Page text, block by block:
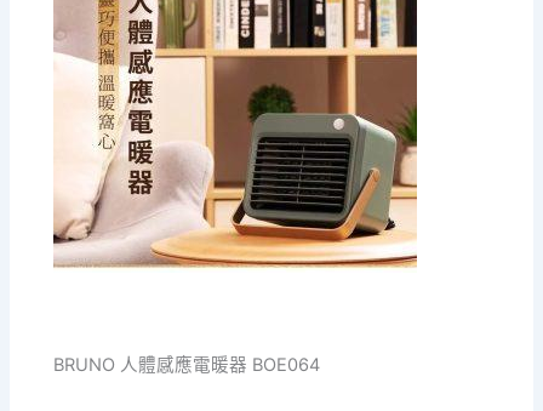
BRUNO 人體感應電暖器 BOE064